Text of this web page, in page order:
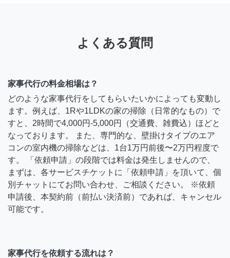
よくある質問
家事代行の料金相場は？
どのような家事代行をしてもらいたいかによっても変動し
ます。例えば、1Rや1LDKの家の掃除（日常的なもの）で
すと、2時間で4,000円-5,000円（交通費、雑費込）ほどと
なっております。 また、専門的な、壁掛けタイプのエア
コンの室内機の掃除などは、1台1万円前後〜2万円程度で
す。 「依頼申請」の段階では料金は発生しませんので、
まずは、各サービスチケットに「依頼申請」を頂いて、個
別チャットにてお問い合わせ、ご相談ください。 ※依頼
申請後、本契約前（前払い決済前）であれば、キャンセル
可能です。
家事代行を依頼する流れは？